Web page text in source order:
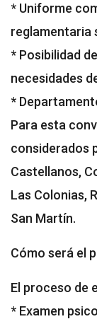
* Uniforme
reglamentaria
* Posibilidad
necesidades
*
Para esta
considerados
Castellanos,
Las Colonias,
San Martín.
Cómo será el
El proceso de
* Examen